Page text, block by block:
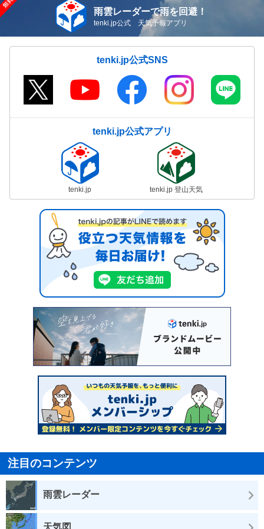
雨雲レーダーで雨を回避！
tenki.jp公式 天気予報アプリ
tenki.jp公式SNS
tenki.jp公式アプリ
tenki.jp tenki.jp 登山天気
注目のコンテンツ
雨雲レーダー
天気図